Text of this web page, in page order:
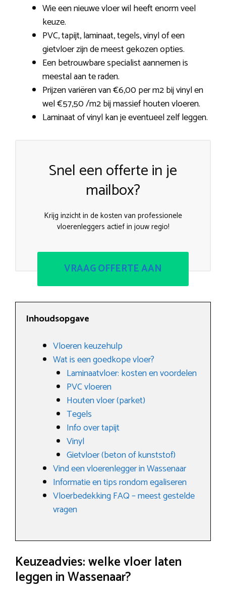
Wie een nieuwe vloer wil heeft enorm veel
keuze.
PVC, tapijt, laminaat, tegels, vinyl of een
gietvloer zijn de meest gekozen opties.
Een betrouwbare specialist aannemen is
meestal aan te raden.
Prijzen variëren van €6,00 per m2 bij vinyl en
wel €57,50 /m2 bij massief houten vloeren.
Laminaat of vinyl kan je eventueel zelf leggen.
Snel een offerte in je
mailbox?
Krijg inzicht in de kosten van professionele
vloerenleggers actief in jouw regio!
VRAAG OFFERTE AAN
Inhoudsopgave
Vloeren keuzehulp
Wat is een goedkope vloer?
Laminaatvloer: kosten en voordelen
PVC vloeren
Houten vloer (parket)
Tegels
Info over tapijt
Vinyl
Gietvloer (beton of kunststof)
Vind een vloerenlegger in Wassenaar
Informatie en tips rondom egaliseren
Vloerbedekking FAQ – meest gestelde
vragen
Keuzeadvies: welke vloer laten
leggen in Wassenaar?